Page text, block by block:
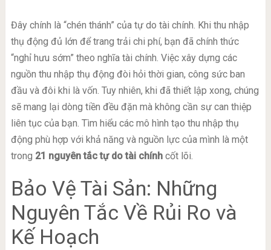
Đây chính là “chén thánh” của tự do tài chính. Khi thu nhập
thụ động đủ lớn để trang trải chi phí, bạn đã chính thức
“nghỉ hưu sớm” theo nghĩa tài chính. Việc xây dựng các
nguồn thu nhập thụ động đòi hỏi thời gian, công sức ban
đầu và đôi khi là vốn. Tuy nhiên, khi đã thiết lập xong, chúng
sẽ mang lại dòng tiền đều đặn mà không cần sự can thiệp
liên tục của bạn. Tìm hiểu các mô hình tạo thu nhập thụ
động phù hợp với khả năng và nguồn lực của mình là một
trong 21 nguyên tắc tự do tài chínhcốt lõi.
Bảo Vệ Tài Sản: Những
Nguyên Tắc Về Rủi Ro và
Kế Hoạch